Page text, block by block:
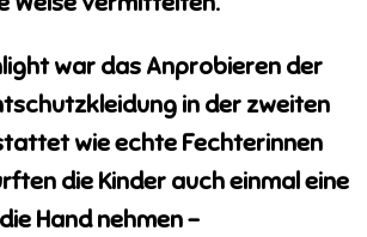
war das Anprobieren der
in der zweiten
wie echte Fechterinnen
die Kinder auch einmal eine
Hand nehmen –